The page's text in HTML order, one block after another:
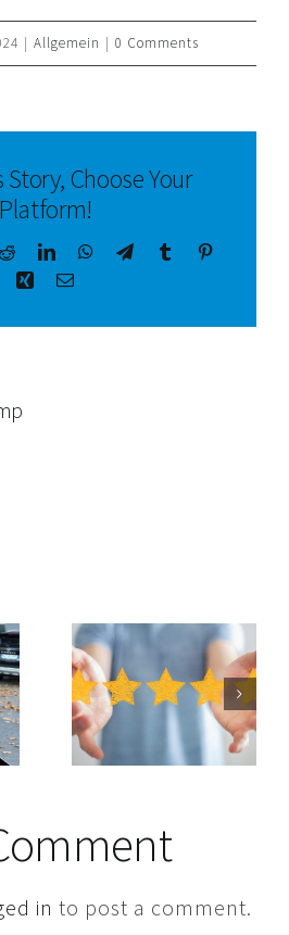
| Allgemein | 0 Comments
Choose Your
Platform!
RedditLinkedInWhatsApp
Telegram
Tumblr
Xing
Cool bleiben,
mit Günther
in to post a comment.